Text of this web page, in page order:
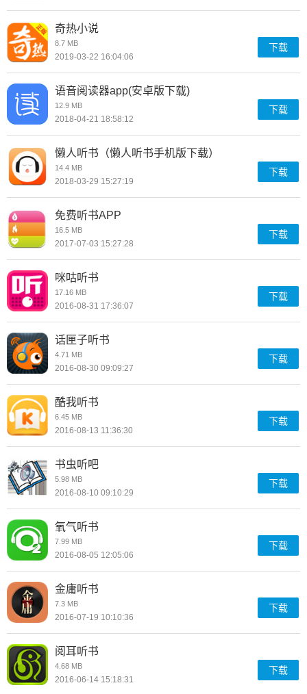
奇热小说
8.7 MB
2019-03-22 16:04:06
下载
语音阅读器app(安卓版下载)
12.9 MB
2018-04-21 18:58:12
下载
懒人听书（懒人听书手机版下载）
14.4 MB
2018-03-29 15:27:19
下载
免费听书APP
16.5 MB
2017-07-03 15:27:28
下载
咪咕听书
17.16 MB
2016-08-31 17:36:07
下载
话匣子听书
4.71 MB
2016-08-30 09:09:27
下载
酷我听书
6.45 MB
2016-08-13 11:36:30
下载
书虫听吧
5.98 MB
2016-08-10 09:10:29
下载
氧气听书
7.99 MB
2016-08-05 12:05:06
下载
金庸听书
7.3 MB
2016-07-19 10:10:36
下载
阅耳听书
4.68 MB
2016-06-14 15:18:31
下载